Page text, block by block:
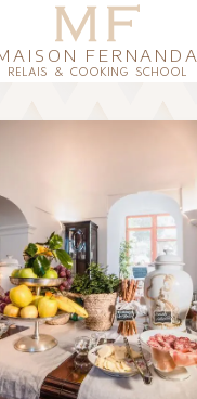
FERNANDA
RELAIS & COOKING SCHOOL